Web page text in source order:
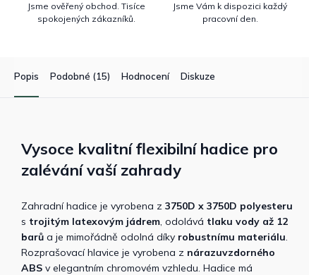
Jsme ověřený obchod. Tisíce
spokojených zákazníků.
Jsme Vám k dispozici každý
pracovní den.
Popis Podobné (15) Hodnocení Diskuze
Vysoce kvalitní flexibilní hadice pro
zalévání vaší zahrady
Zahradní hadice je vyrobena z 3750D x 3750D polyesteru
s trojitým latexovým jádrem, odolává tlaku vody až 12
barů a je mimořádně odolná díky robustnímu materiálu.
Rozprašovací hlavice je vyrobena z nárazuvzdorného
ABS v elegantním chromovém vzhledu. Hadice má